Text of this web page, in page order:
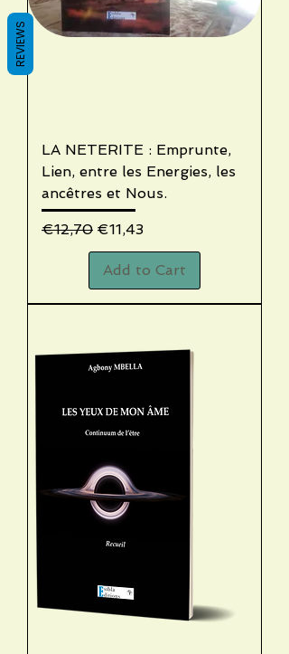
LA NETERITE : Emprunte,
Lien, entre les Energies, les
ancêtres et Nous.
Regular Price
€12,70 Sale Price
€11,43
Add to Cart
REVIEWS